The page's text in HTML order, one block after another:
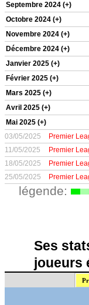
Septembre 2024 (+)
Octobre 2024 (+)
Novembre 2024 (+)
Décembre 2024 (+)
Janvier 2025 (+)
Février 2025 (+)
Mars 2025 (+)
Avril 2025 (+)
Mai 2025 (+)
03/05/2025 Premier
11/05/2025
Premier
18/05/2025
Premier
25/05/2025
Premier
légende:
Ses
joueurs